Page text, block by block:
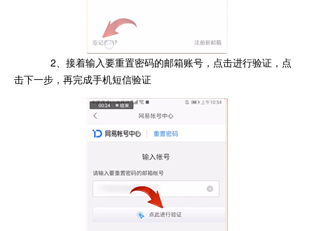
2、接着输入要重置密码的邮箱账号，点击进行验证，点
击下一步，再完成手机短信验证